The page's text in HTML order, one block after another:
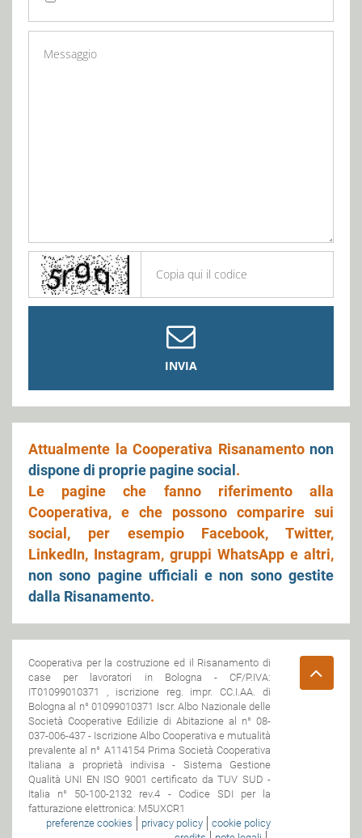
INVIA
Attualmente la Cooperativa Risanamento non
dispone di proprie pagine social.
Le pagine che fanno riferimento alla
Cooperativa, e che possono comparire sui
social, per esempio Facebook, Twitter,
LinkedIn, Instagram, gruppi WhatsApp e altri,
non sono pagine ufficiali e non sono gestite
dalla Risanamento.
Cooperativa per la costruzione ed il Risanamento di
case per lavoratori in Bologna - CF/P.IVA:
IT01099010371 , iscrizione reg. impr. CC.I.AA. di
Bologna al n° 01099010371 Iscr. Albo Nazionale delle
Società Cooperative Edilizie di Abitazione al n° 08-
037-006-437 - Iscrizione Albo Cooperativa e mutualità
prevalente al n° A114154 Prima Società Cooperativa
Italiana a proprietà indivisa - Sistema Gestione
Qualità UNI EN ISO 9001 certificato da TUV SUD -
Italia n° 50-100-2132 rev.4 - Codice SDI per la
fatturazione elettronica: M5UXCR1
cookie policy
privacy policy
preferenze cookies